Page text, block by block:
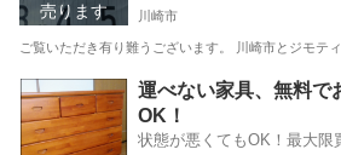
売ります 川崎市
ご覧いただき有り難うございます。 川崎市とジモ
神奈川 川崎市 年中行事用品 リユース
運べない家具、無料で
OK！
状態が悪くてもOK！最大限